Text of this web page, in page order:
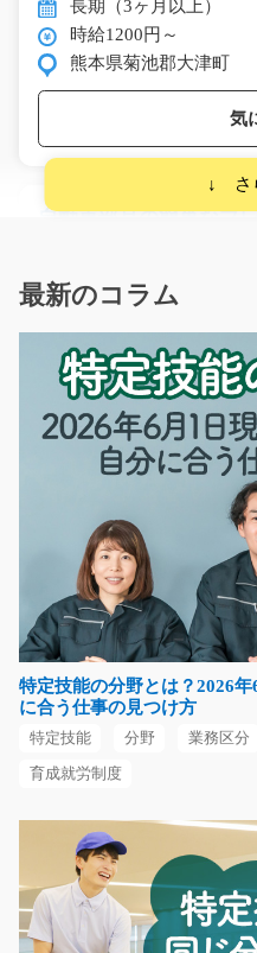
長期（3ヶ月以上）
時給1200円～
熊本県菊池郡大津町
気
自動車部品の簡単なプ
手のひらサイズの小さな自
長期（3ヶ月以上）
時給1100円～
福岡県北九州市戸畑区
気
メッキ部品の検査/
急募
☆未経験の方も大歓迎☆工
査のお仕事です！！傷…
長期（3ヶ月以上）
時給1120円～
愛知県名古屋市港区
フィルター製品の組立(
146
★稼げる交替制★フィルタ
最新のコラム
特定技能の分野とは？2026
に合う仕事の見つけ方
特定技能 分野 業務区分
育成就労制度